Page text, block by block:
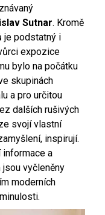
Sutnar. Kromě
je podstatný i
expozice
bylo na počátku
skupinách
a pro určitou
dalších rušivých
svojí vlastní
inspirují.
informace a
vyčleněny
moderních